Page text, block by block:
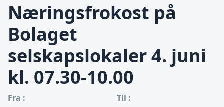
Næringsfrokost på
Bolaget
selskapslokaler 4. juni
kl. 07.30-10.00
Fra :
Til :